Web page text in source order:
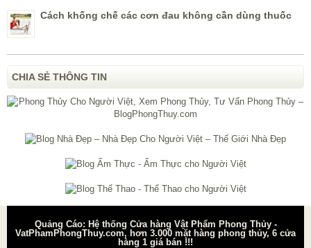
Cách khống chế các cơn đau không cần dùng thuốc
CHIA SẺ THÔNG TIN
Quảng Cáo: Hệ thống Cửa hàng Vật Phẩm Phong Thủy -
VatPhamPhongThuy.com, hơn 3.000 mặt hàng phong thủy, 6 cửa
hàng 1 giá bán !!!